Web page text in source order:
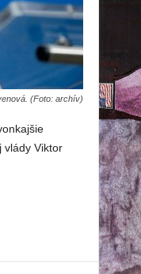
(Foto: archív)
vlády Viktor